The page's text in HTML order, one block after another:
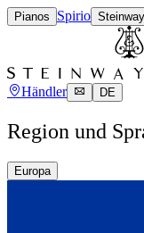
Pianos Spirio
Händler DE
Region und
Europa